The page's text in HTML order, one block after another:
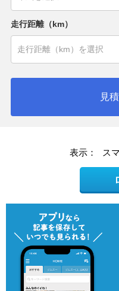
走行距離（km）
見
表示： ス